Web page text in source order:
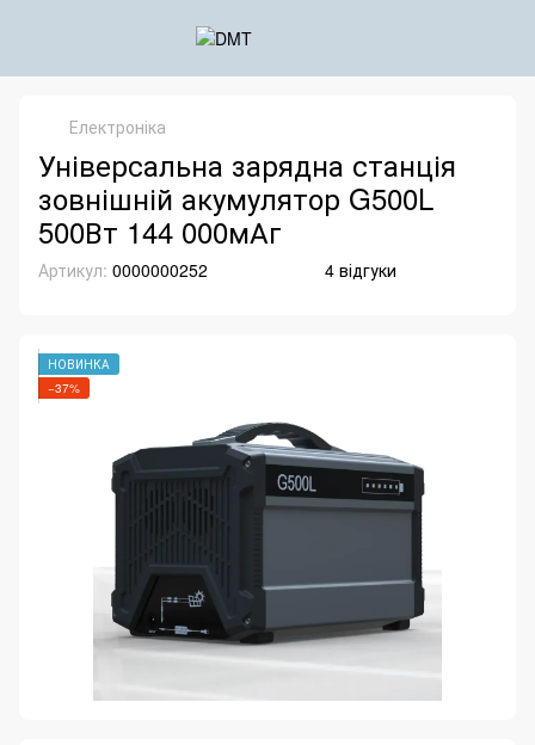
Електроніка
Універсальна зарядна станція
зовнішній акумулятор G500L
500Вт 144 000мАг
Артикул: 0000000252 4 відгуки
НОВИНКА
−37%